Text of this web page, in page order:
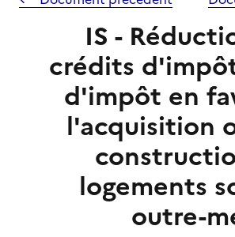
IS -
crédits
d'impôt en
l'acquisition
logements
outre-